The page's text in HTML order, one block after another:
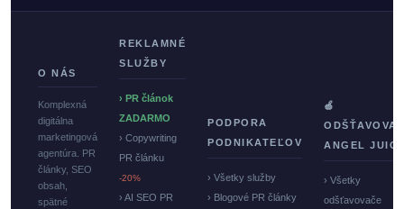
O NÁS
Komplexná
digitálna
marketingová
agentúra. PR
články, SEO
obsah,
spätné
REKLAMNÉ
SLUŽBY
› PR článok
ZADARMO
› Copywriting
PR článku
-20%
› AI SEO PR
PODPORA
PODNIKATEĽOV
› Všetky služby
› Blogové PR články
🍏
ANGEL
› Všetky
odšťavovače